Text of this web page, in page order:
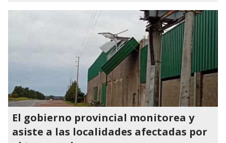
El gobierno provincial monitorea y
asiste a las localidades afectadas por